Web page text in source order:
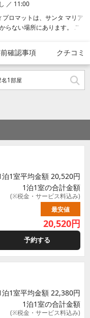
／ 11:00
ロマットは、サンタ マリア
らない場所にあります。 こ
km、聖マリア・デル・フ
確認事項 クチコミ
1部屋
泊1室平均金額 20,520円
1泊1室の合計金額
(※税金・サービス料込み)
最安値
20,520円
予約する
泊1室平均金額 22,380円
1泊1室の合計金額
(※税金・サービス料込み)